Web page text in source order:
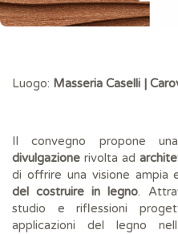
Luogo: Masseria Caselli |
Il convegno propone
divulgazione rivolta ad
di offrire una visione ampia
del costruire in legno.
studio e riflessioni
applicazioni del legno